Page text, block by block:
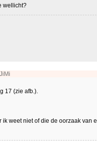
wellicht?
17 (zie afb.).
weet niet of die de oorzaak